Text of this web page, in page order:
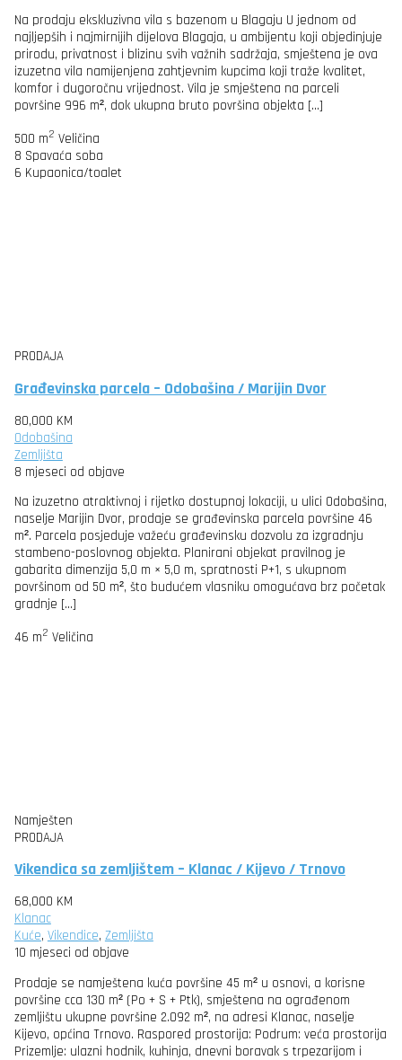
Na prodaju ekskluzivna vila s bazenom u Blagaju U jednom od
najljepših i najmirnijih dijelova Blagaja, u ambijentu koji objedinjuje
prirodu, privatnost i blizinu svih važnih sadržaja, smještena je ova
izuzetna vila namijenjena zahtjevnim kupcima koji traže kvalitet,
komfor i dugoročnu vrijednost. Vila je smještena na parceli
površine 996 m², dok ukupna bruto površina objekta […]
500 m2 Veličina
8 Spavaća soba
6 Kupaonica/toalet
PRODAJA
Građevinska parcela – Odobašina / Marijin Dvor
80,000 KM
Odobašina
Zemljišta
8 mjeseci od objave
Na izuzetno atraktivnoj i rijetko dostupnoj lokaciji, u ulici Odobašina,
naselje Marijin Dvor, prodaje se građevinska parcela površine 46
m². Parcela posjeduje važeću građevinsku dozvolu za izgradnju
stambeno-poslovnog objekta. Planirani objekat pravilnog je
gabarita dimenzija 5,0 m × 5,0 m, spratnosti P+1, s ukupnom
površinom od 50 m², što budućem vlasniku omogućava brz početak
gradnje […]
46 m2 Veličina
Namješten
PRODAJA
Vikendica sa zemljištem – Klanac / Kijevo / Trnovo
68,000 KM
Klanac
Kuće, Vikendice, Zemljišta
10 mjeseci od objave
Prodaje se namještena kuća površine 45 m² u osnovi, a korisne
površine cca 130 m² (Po + S + Ptk), smještena na ograđenom
zemljištu ukupne površine 2.092 m², na adresi Klanac, naselje
Kijevo, općina Trnovo. Raspored prostorija: Podrum: veća prostorija
Prizemlje: ulazni hodnik, kuhinja, dnevni boravak s trpezarijom i